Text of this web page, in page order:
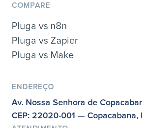
COMPARE
Pluga vs n8n
Pluga vs Zapier
Pluga vs Make
ENDEREÇO
Av. Nossa Senhora de
CEP: 22020-001 — Copacabana,